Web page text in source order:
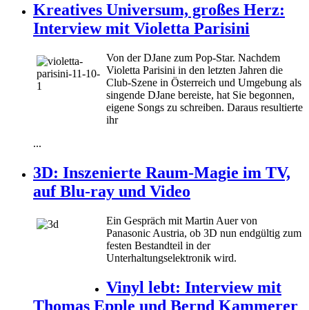
Kreatives Universum, großes Herz:
Interview mit Violetta Parisini
Von der DJane zum Pop-Star. Nachdem
Violetta Parisini in den letzten Jahren die
Club-Szene in Österreich und Umgebung als
singende DJane bereiste, hat Sie begonnen,
eigene Songs zu schreiben. Daraus resultierte
ihr
...
3D: Inszenierte Raum-Magie im TV,
auf Blu-ray und Video
Ein Gespräch mit Martin Auer von
Panasonic Austria, ob 3D nun endgültig zum
festen Bestandteil in der
Unterhaltungselektronik wird.
Vinyl lebt: Interview mit
Thomas Epple und Bernd Kammerer